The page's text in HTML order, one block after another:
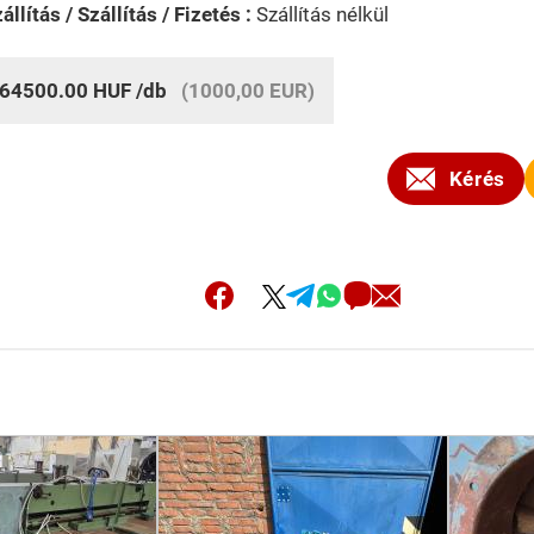
/ Szállítás / Fizetés : Szállítás nélkül
HUF /db (1000,00 EUR)
Kérés